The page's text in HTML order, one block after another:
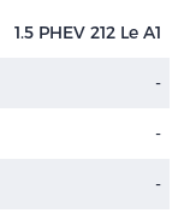
1.5 PHEV 212 Le A1
-
-
-